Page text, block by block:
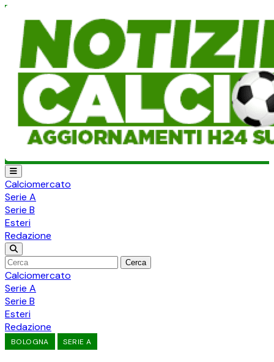
Calciomercato
Serie A
Serie B
Esteri
Redazione
Cerca
Calciomercato
Serie A
Serie B
Esteri
Redazione
BOLOGNA SERIE A